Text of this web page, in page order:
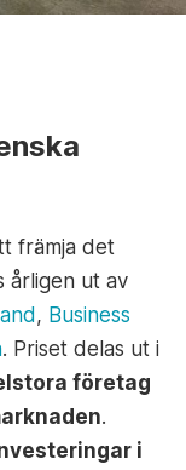
främja det
årligen ut av
, Business
. Priset delas ut i
företag
.
i